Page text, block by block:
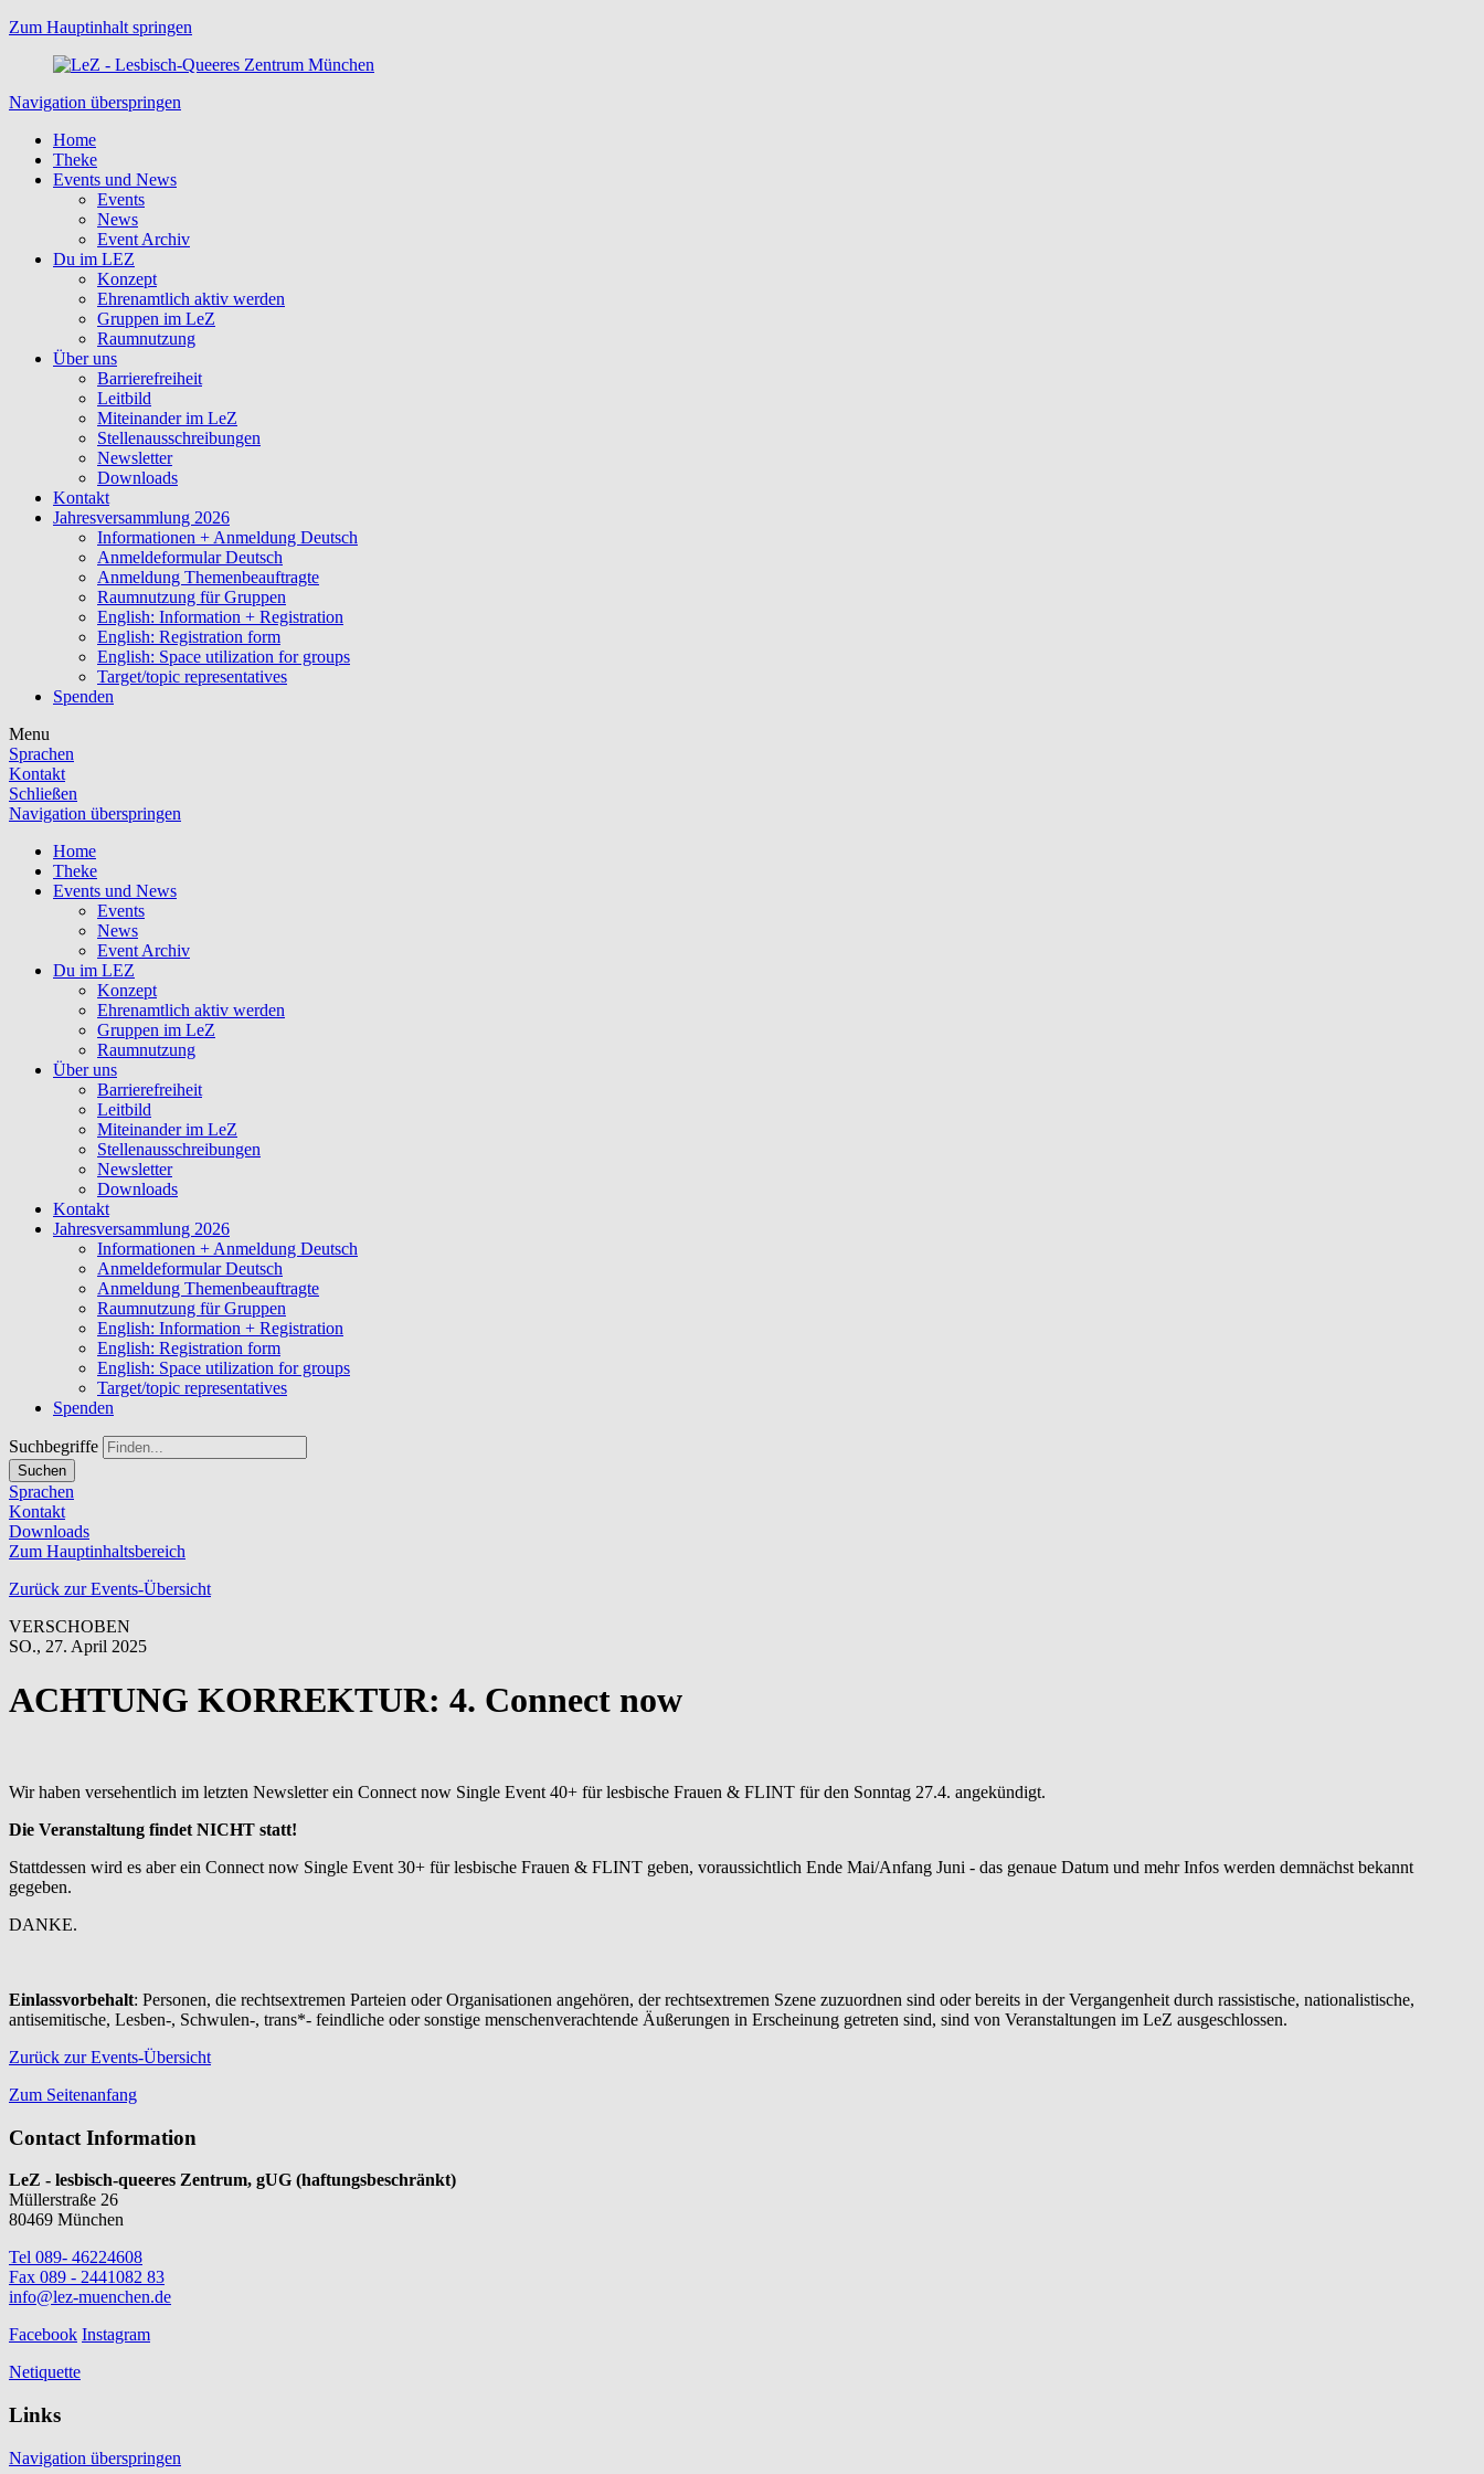
Zum Hauptinhalt springen
Navigation überspringen
Home
Theke
Events und News
Events
News
Event Archiv
Du im LEZ
Konzept
Ehrenamtlich aktiv werden
Gruppen im LeZ
Raumnutzung
Über uns
Barrierefreiheit
Leitbild
Miteinander im LeZ
Stellenausschreibungen
Newsletter
Downloads
Kontakt
Jahresversammlung 2026
Informationen + Anmeldung Deutsch
Anmeldeformular Deutsch
Anmeldung Themenbeauftragte
Raumnutzung für Gruppen
English: Information + Registration
English: Registration form
English: Space utilization for groups
Target/topic representatives
Spenden
Menu
Sprachen
Kontakt
Schließen
Navigation überspringen
Home
Theke
Events und News
Events
News
Event Archiv
Du im LEZ
Konzept
Ehrenamtlich aktiv werden
Gruppen im LeZ
Raumnutzung
Über uns
Barrierefreiheit
Leitbild
Miteinander im LeZ
Stellenausschreibungen
Newsletter
Downloads
Kontakt
Jahresversammlung 2026
Informationen + Anmeldung Deutsch
Anmeldeformular Deutsch
Anmeldung Themenbeauftragte
Raumnutzung für Gruppen
English: Information + Registration
English: Registration form
English: Space utilization for groups
Target/topic representatives
Spenden
Suchbegriffe
Suchen
Sprachen
Kontakt
Downloads
Zum Hauptinhaltsbereich
Zurück zur Events-Übersicht
VERSCHOBEN
SO., 27. April 2025
ACHTUNG KORREKTUR: 4. Connect now
Wir haben versehentlich im letzten Newsletter ein Connect now Single Event 40+ für lesbische Frauen & FLINT für den Sonntag 27.4. angekündigt.
Die Veranstaltung findet NICHT statt!
Stattdessen wird es aber ein Connect now Single Event 30+ für lesbische Frauen & FLINT geben, voraussichtlich Ende Mai/Anfang Juni - das genaue Datum und mehr Infos werden demnächst bekannt
gegeben.
DANKE.
Einlassvorbehalt: Personen, die rechtsextremen Parteien oder Organisationen angehören, der rechtsextremen Szene zuzuordnen sind oder bereits in der Vergangenheit durch rassistische, nationalistische,
antisemitische, Lesben-, Schwulen-, trans*- feindliche oder sonstige menschenverachtende Äußerungen in Erscheinung getreten sind, sind von Veranstaltungen im LeZ ausgeschlossen.
Zurück zur Events-Übersicht
Zum Seitenanfang
Contact Information
LeZ - lesbisch-queeres Zentrum, gUG (haftungsbeschränkt)
Müllerstraße 26
80469 München
Tel 089- 46224608
Fax 089 - 2441082 83
info@lez-muenchen.de
Facebook Instagram
Netiquette
Links
Navigation überspringen